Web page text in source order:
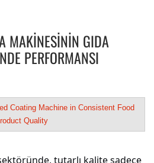
MAKINESININ GIDA
PERFORMANSI